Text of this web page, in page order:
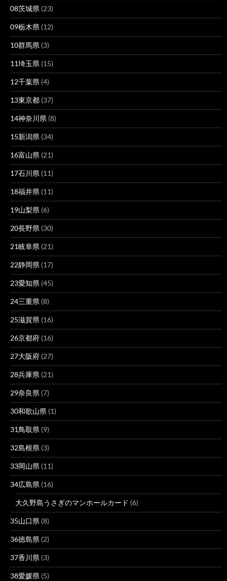
08茨城県 (23)
09栃木県 (12)
10群馬県 (3)
11埼玉県 (15)
12千葉県 (4)
13東京都 (37)
14神奈川県 (8)
15新潟県 (34)
16富山県 (21)
17石川県 (11)
18福井県 (11)
19山梨県 (6)
20長野県 (30)
21岐阜県 (21)
22静岡県 (17)
23愛知県 (45)
24三重県 (8)
25滋賀県 (16)
26京都府 (16)
27大阪府 (27)
28兵庫県 (21)
29奈良県 (7)
30和歌山県 (1)
31鳥取県 (9)
32島根県 (3)
33岡山県 (11)
34広島県 (16)
大久野島うさぎのマンホールカード (6)
35山口県 (8)
36徳島県 (2)
37香川県 (3)
38愛媛県 (5)